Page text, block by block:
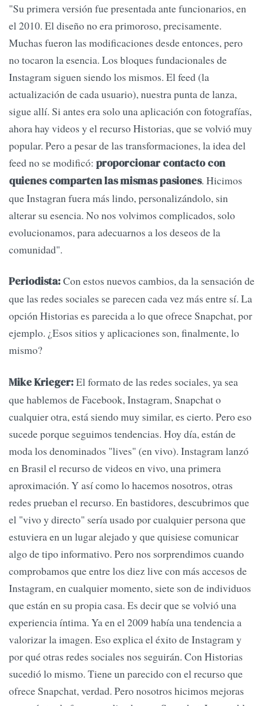
"Su primera versión fue presentada ante funcionarios, en
el 2010. El diseño no era primoroso, precisamente.
Muchas fueron las modificaciones desde entonces, pero
no tocaron la esencia. Los bloques fundacionales de
Instagram siguen siendo los mismos. El feed (la
actualización de cada usuario), nuestra punta de lanza,
sigue allí. Si antes era solo una aplicación con fotografías,
ahora hay videos y el recurso Historias, que se volvió muy
popular. Pero a pesar de las transformaciones, la idea del
feed no se modificó: proporcionar contacto con
quienes comparten las mismas pasiones. Hicimos
que Instagran fuera más lindo, personalizándolo, sin
alterar su esencia. No nos volvimos complicados, solo
evolucionamos, para adecuarnos a los deseos de la
comunidad".
Periodista:Con estos nuevos cambios, da la sensación de
que las redes sociales se parecen cada vez más entre sí. La
opción Historias es parecida a lo que ofrece Snapchat, por
ejemplo. ¿Esos sitios y aplicaciones son, finalmente, lo
mismo?
Mike Krieger:El formato de las redes sociales, ya sea
que hablemos de Facebook, Instagram, Snapchat o
cualquier otra, está siendo muy similar, es cierto. Pero eso
sucede porque seguimos tendencias. Hoy día, están de
moda los denominados "lives" (en vivo). Instagram lanzó
en Brasil el recurso de videos en vivo, una primera
aproximación. Y así como lo hacemos nosotros, otras
redes prueban el recurso. En bastidores, descubrimos que
el "vivo y directo" sería usado por cualquier persona que
estuviera en un lugar alejado y que quisiese comunicar
algo de tipo informativo. Pero nos sorprendimos cuando
comprobamos que entre los diez live con más accesos de
Instagram, en cualquier momento, siete son de individuos
que están en su propia casa. Es decir que se volvió una
experiencia íntima. Ya en el 2009 había una tendencia a
valorizar la imagen. Eso explica el éxito de Instagram y
por qué otras redes sociales nos seguirán. Con Historias
sucedió lo mismo. Tiene un parecido con el recurso que
ofrece Snapchat, verdad. Pero nosotros hicimos mejoras